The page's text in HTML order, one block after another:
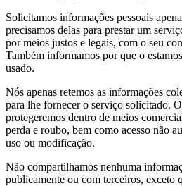
Solicitamos informações pessoais
precisamos delas para prestar um
por meios justos e legais, com o seu
Também informamos por que o
usado.
Nós apenas retemos as informações
para lhe fornecer o serviço solicitado.
protegeremos dentro de meios
perda e roubo, bem como acesso não
uso ou modificação.
Não compartilhamos nenhuma
publicamente ou com terceiros, exceto